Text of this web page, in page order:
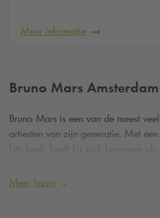
Meer informatie
Bruno Mars Amsterdam
Bruno Mars is een van de meest
artiesten van zijn generatie. Met
hits heeft, heeft hij zich bewezen als
Grammy Awards en staat
Meer lezen